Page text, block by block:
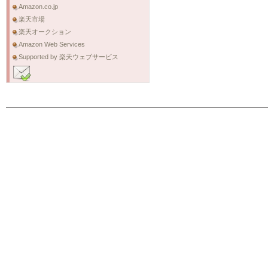
Amazon.co.jp
楽天市場
楽天オークション
Amazon Web Services
Supported by 楽天ウェブサービス